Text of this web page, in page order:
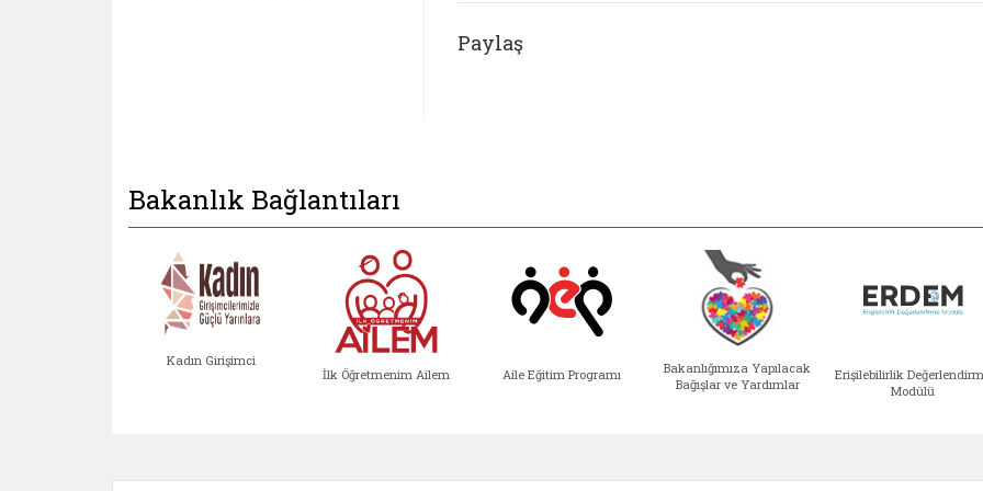
Paylaş
Bakanlık Bağlantıları
Kadın Girişimci
İlk Öğretmenim Ailem Aile Eğitim Programı
Bakanlığımıza Yapılacak
Bağışlar ve Yardımlar
Erişilebilirlik
Modülü